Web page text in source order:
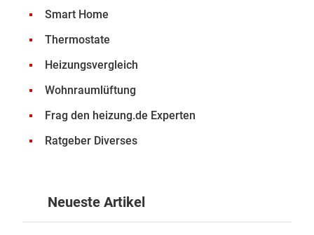
Smart Home
Thermostate
Heizungsvergleich
Wohnraumlüftung
Frag den heizung.de Experten
Ratgeber Diverses
Neueste Artikel